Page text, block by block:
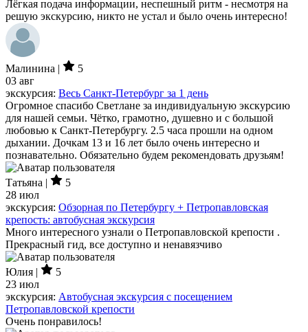
Лёгкая подача информации, неспешный ритм - несмотря на
решую экскурсию, никто не устал и было очень интересно!
Малинина |
5
03 авг
экскурсия: Весь Санкт-Петербург за 1 день
Огромное спасибо Светлане за индивидуальную экскурсию
для нашей семьи. Чётко, грамотно, душевно и с большой
любовью к Санкт-Петербургу. 2.5 часа прошли на одном
дыхании. Дочкам 13 и 16 лет было очень интересно и
познавательно. Обязательно будем рекомендовать друзьям!
Татьяна |
5
28 июл
экскурсия: Обзорная по Петербургу + Петропавловская
крепость: автобусная экскурсия
Много интересного узнали о Петропавловской крепости .
Прекрасный гид, все доступно и ненавязчиво
Юлия |
5
23 июл
экскурсия: Автобусная экскурсия с посещением
Петропавловской крепости
Очень понравилось!